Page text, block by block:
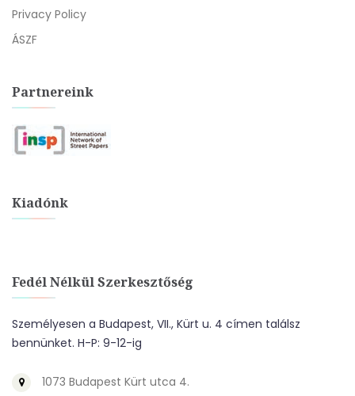
Privacy Policy
ÁSZF
Partnereink
Kiadónk
Fedél Nélkül Szerkesztőség
Személyesen a Budapest, VII., Kürt u. 4 címen találsz
bennünket. H-P: 9-12-ig
1073 Budapest Kürt utca 4.